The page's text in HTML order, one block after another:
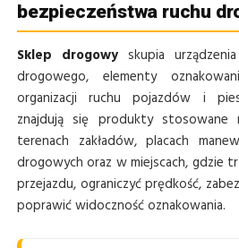
bezpieczeństwa ruchu
Sklep drogowy skupia
drogowego, elementy
organizacji ruchu pojazdów i
znajdują się produkty stosowane
terenach zakładów, placach
drogowych oraz w miejscach, gdzie
przejazdu, ograniczyć prędkość,
poprawić widoczność oznakowania.